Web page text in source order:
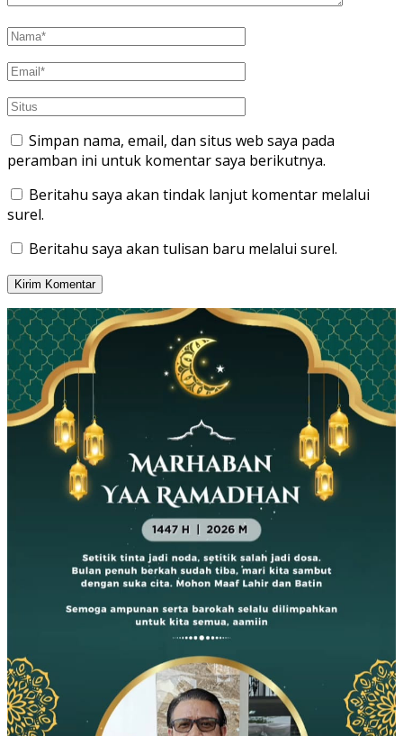
Simpan nama, email, dan situs web saya pada
peramban ini untuk komentar saya berikutnya.
Beritahu saya akan tindak lanjut komentar melalui
surel.
Beritahu saya akan tulisan baru melalui surel.